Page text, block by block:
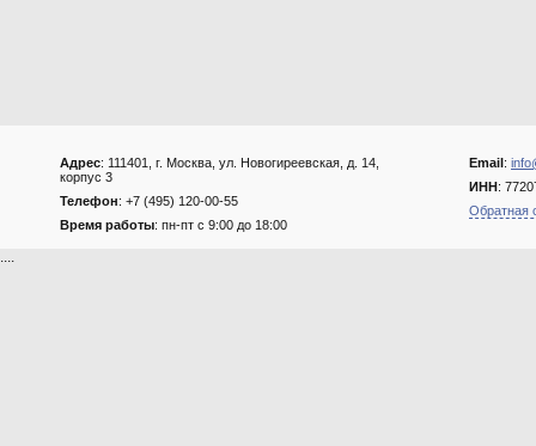
Адрес: 111401, г. Москва, ул. Новогиреевская, д. 14,
корпус 3
Телефон: +7 (495) 120-00-55
Время работы: пн-пт с 9:00 до 18:00
Email:
ИНН:
Обратная
....